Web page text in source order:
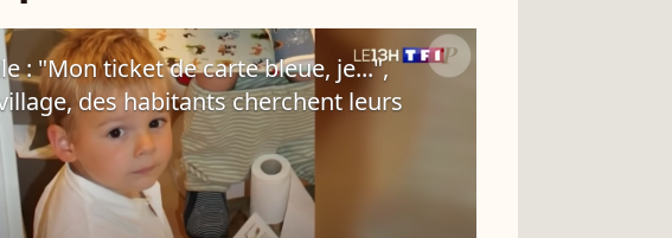
: "Mon ticket de carte bleue, je...",
des habitants cherchent leurs